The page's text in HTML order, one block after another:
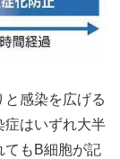
感染を広げる
症はいずれ大半
てもB細胞が記